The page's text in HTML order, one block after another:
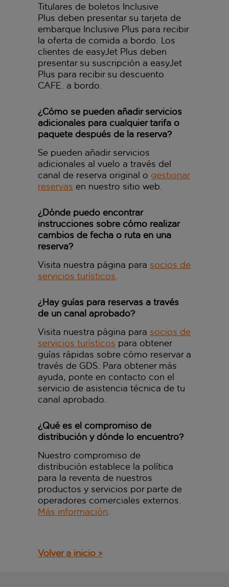
Titulares de boletos Inclusive
Plus deben presentar su tarjeta de
embarque Inclusive Plus para recibir
la oferta de comida a bordo. Los
clientes de easyJet Plus deben
presentar su suscripción a easyJet
Plus para recibir su descuento
CAFE. a bordo.
¿Cómo se pueden añadir servicios
adicionales para cualquier tarifa o
paquete después de la reserva?
Se pueden añadir servicios
adicionales al vuelo a través del
canal de reserva original o gestionar
reservas en nuestro sitio web.
¿Dónde puedo encontrar
instrucciones sobre cómo realizar
cambios de fecha o ruta en una
reserva?
Visita nuestra página para socios de
servicios turísticos.
¿Hay guías para reservas a través
de un canal aprobado?
Visita nuestra página para socios de
servicios turísticos para obtener
guías rápidas sobre cómo reservar a
través de GDS. Para obtener más
ayuda, ponte en contacto con el
servicio de asistencia técnica de tu
canal aprobado.
¿Qué es el compromiso de
distribución y dónde lo encuentro?
Nuestro compromiso de
distribución establece la política
para la reventa de nuestros
productos y servicios por parte de
operadores comerciales externos.
Más información.
Volver a inicio >